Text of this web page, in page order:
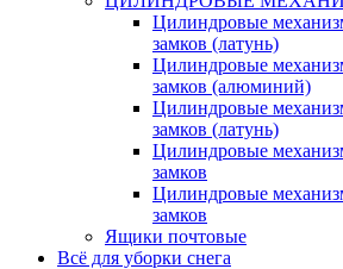
Цилиндровые
замков (латунь)
Цилиндровые
замков (алюминий)
Цилиндровые
замков (латунь)
Цилиндровые
замков
Цилиндровые
замков
Ящики почтовые
Всё для уборки снега